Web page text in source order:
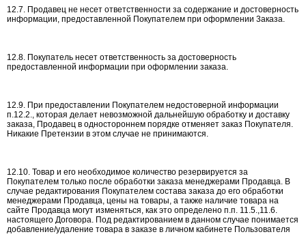
12.7. Продавец не несет ответственности за содержание и достоверность
информации, предоставленной Покупателем при оформлении 3аказа.
12.8. Покупатель несет ответственность за достоверность
предоставленной информации при оформлении заказа.
12.9. При предоставлении Покупателем недостоверной информации
п.12.2., которая делает невозможной дальнейшую обработку и доставку
заказа, Продавец в одностороннем порядке отменяет заказ Покупателя.
Никакие Претензии в этом случае не принимаются.
12.10. Товар и его необходимое количество резервируется за
Покупателем только после обработки заказа менеджерами Продавца. В
случае редактирования Покупателем состава заказа до его обработки
менеджерами Продавца, цены на товары, а также наличие товара на
сайте Продавца могут изменяться, как это определено п.п. 11.5.,11.6.
настоящего Договора. Под редактированием в данном случае понимается
добавление/удаление товара в заказе в личном кабинете Пользователя